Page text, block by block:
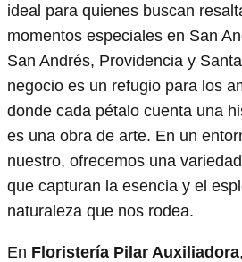
ideal para quienes buscan
momentos especiales en San
San Andrés, Providencia y
negocio es un refugio para los
donde cada pétalo cuenta una
es una obra de arte. En un
nuestro, ofrecemos una
que capturan la esencia y el
naturaleza que nos rodea.
En Floristería Pilar Auxiliadora